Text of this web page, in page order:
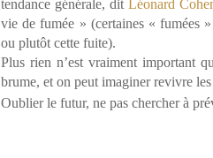
tendance générale, dit Léonard
vie de fumée » (certaines « fumées
ou plutôt cette fuite).
Plus rien n’est vraiment important
brume, et on peut imaginer revivre
Oublier le futur, ne pas chercher à